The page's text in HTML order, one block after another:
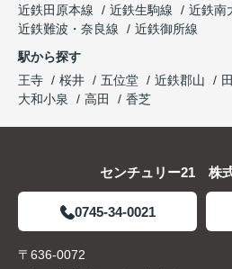
近鉄田原本線
近鉄生駒線
近鉄南
近鉄難波・奈良線
近鉄御所線
駅から探す
王寺
桜井 五位堂 近鉄郡山
大和小泉
高田 香芝
センチュリー21 株
0745-34-0021
〒636-0072